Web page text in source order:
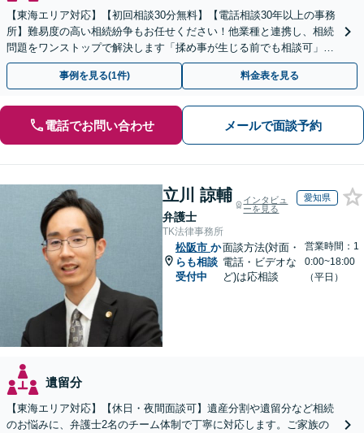
【東海エリア対応】【初回相談30分無料】【電話相談30年以上の事務
所】難易度の高い相続紛争もお任せください！他業種と連携し、相続
問題をワンストップで解決します「揉め事が生じる前でも相談可」
【分割払い対応】【完全個室制】【休日夜間相談可】
事例を見る(1件) 料金表を見る
電話でお問い合わせ メールで面談予約
立川 諒輔
弁護士
インタビュ
ーを見る
愛知県
TK法律事務所
松阪市 か
らも相談
受付中
面談方法(対面・
電話・ビデオな
ど)は応相談
営業時間：1
0:00~18:00
（平日）
遺留分
【東海エリア対応】【休日・夜間面談可】遺産分割や遺留分など相続
のお悩みに、弁護士2名のチーム体制で丁寧に対応します。ご家族の